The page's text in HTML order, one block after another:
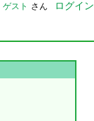
ゲスト さん ログイン